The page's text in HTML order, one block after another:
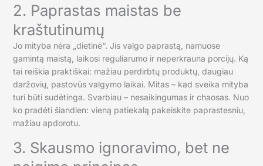
2. Paprastas maistas be
kraštutinumų
Jo mityba nėra „dietinė“. Jis valgo paprastą, namuose
gamintą maistą, laikosi reguliarumo ir neperkrauna porcijų. Ką
tai reiškia praktiškai: mažiau perdirbtų produktų, daugiau
daržovių, pastovūs valgymo laikai. Mitas – kad sveika mityba
turi būti sudėtinga. Svarbiau – nesaikingumas ir chaosas. Nuo
ko pradėti šiandien: vieną patiekalą pakeiskite paprastesniu,
mažiau apdorotu.
3. Skausmo ignoravimo, bet ne